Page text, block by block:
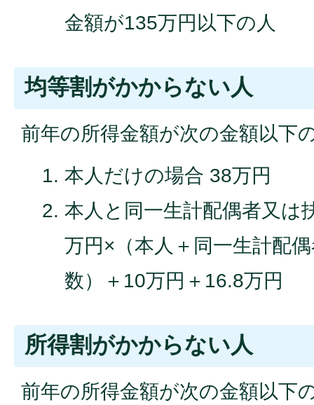
金額が135万円以下の人
均等割がかからない人
前年の所得金額が次の金額以下
本人だけの場合 38万円
本人と同一生計配偶者又は
万円×（本人＋同一生計配
数）＋10万円＋16.8万円
所得割がかからない人
前年の所得金額が次の金額以下